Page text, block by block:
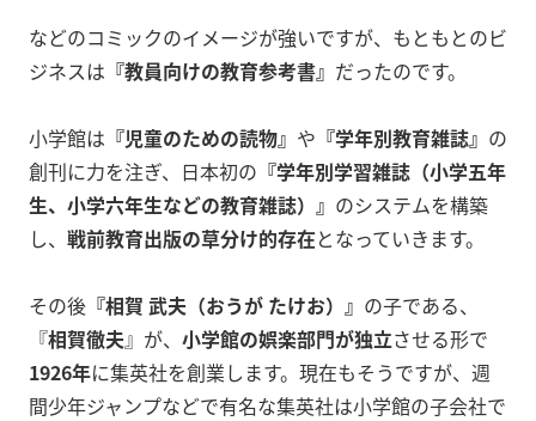
などのコミックのイメージが強いですが、もともとのビ
ジネスは 『教員向けの教育参考書』 だったのです。
小学館は 『児童のための読物』 や 『学年別教育雑誌』 の
創刊に力を注ぎ、日本初の 『学年別学習雑誌（小学五年
生、小学六年生などの教育雑誌）』 のシステムを構築
し、 戦前教育出版の草分け的存在となっていきます。
その後 『相賀 武夫（おうが たけお）』 の子である、
『相賀徹夫』が、 小学館の娯楽部門が独立させる形で
1926年に集英社を創業します。現在もそうですが、週
間少年ジャンプなどで有名な集英社は小学館の子会社で